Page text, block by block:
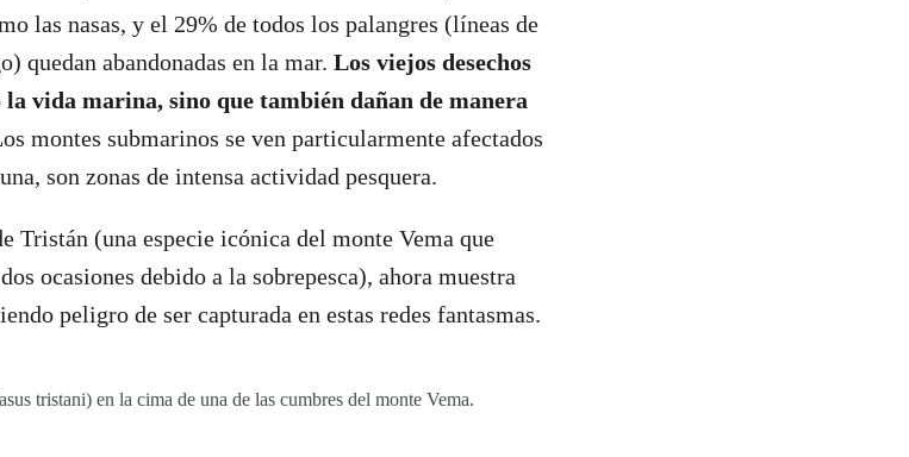
las nasas, y el 29% de todos los palangres (líneas de
quedan abandonadas en la mar. Los viejos desechos
la vida marina, sino que también dañan de manera
montes submarinos se ven particularmente afectados
son zonas de intensa actividad pesquera.
Tristán (una especie icónica del monte Vema que
ocasiones debido a la sobrepesca), ahora muestra
peligro de ser capturada en estas redes fantasmas.
tristani) en la cima de una de las cumbres del monte Vema.